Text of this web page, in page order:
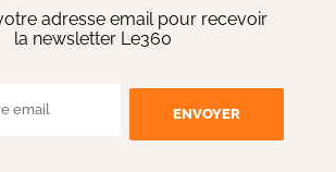
adresse email pour recevoir
la newsletter Le360
ENVOYER